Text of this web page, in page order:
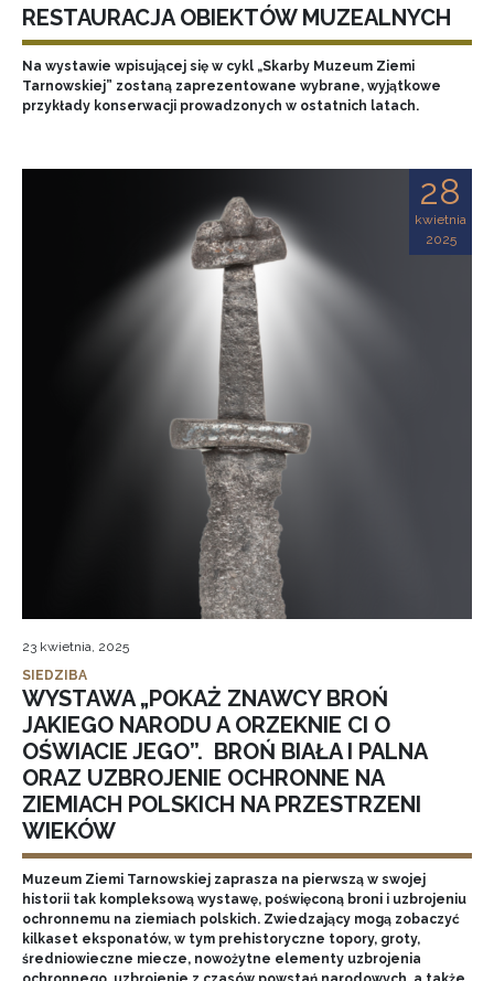
RESTAURACJA OBIEKTÓW MUZEALNYCH
Na wystawie wpisującej się w cykl „Skarby Muzeum Ziemi
Tarnowskiej” zostaną zaprezentowane wybrane, wyjątkowe
przykłady konserwacji prowadzonych w ostatnich latach.
28
kwietnia
2025
23 kwietnia, 2025
SIEDZIBA
WYSTAWA „POKAŻ ZNAWCY BROŃ
JAKIEGO NARODU A ORZEKNIE CI O
OŚWIACIE JEGO”. BROŃ BIAŁA I PALNA
ORAZ UZBROJENIE OCHRONNE NA
ZIEMIACH POLSKICH NA PRZESTRZENI
WIEKÓW
Muzeum Ziemi Tarnowskiej zaprasza na pierwszą w swojej
historii tak kompleksową wystawę, poświęconą broni i uzbrojeniu
ochronnemu na ziemiach polskich. Zwiedzający mogą zobaczyć
kilkaset eksponatów, w tym prehistoryczne topory, groty,
średniowieczne miecze, nowożytne elementy uzbrojenia